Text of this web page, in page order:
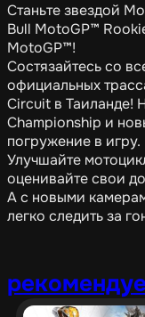
Станьте звездой
Bull MotoGP™
MotoGP™!
Состязайтесь со
официальных
Circuit в Таиланде!
Championship и
погружение в игру.
Улучшайте
оценивайте свои
А с новыми
легко следить за